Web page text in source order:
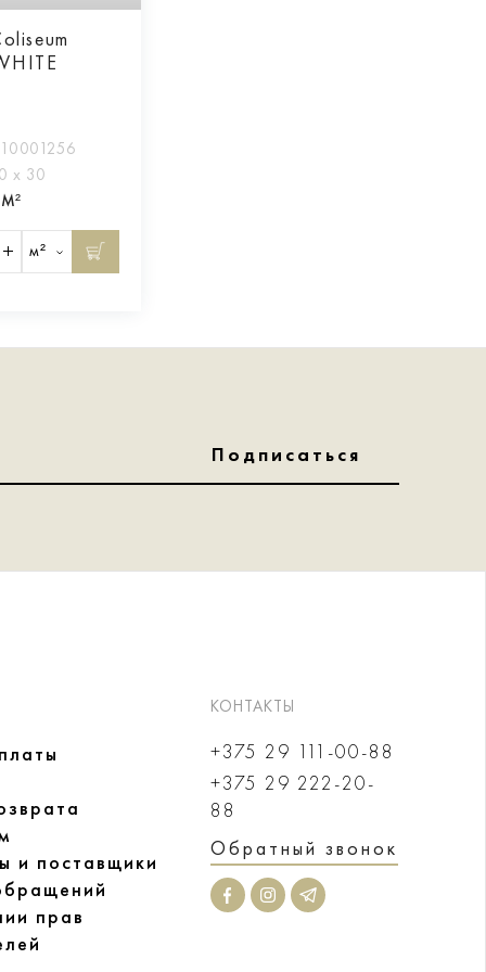
х 30
м²
Подписаться
и поставщики
прав
КОНТАКТЫ
+375 29 111-00-88
+375 29 222-20-
88
Обратный звонок